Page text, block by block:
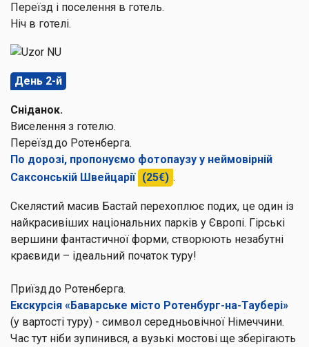
Переїзд і поселення в готель.
Ніч в готелі.
День 2-й
Сніданок.
Виселення з готелю.
Переїзд до Ротенберга.
По дорозі, пропонуємо фотопаузу у неймовірній
Саксонській Швейцарії (25€) .
Скелястий масив Бастай перехоплює подих, це один із
найкрасивіших національних парків у Європі. Гірські
вершини фантастичної форми, створюють незабутні
краєвиди – ідеальний початок туру!
Приїзд до Ротенберга.
Екскурсія «Баварське місто Ротенбург-на-Таубері»
(у вартості туру) - символ середньовічної Німеччини.
Час тут ніби зупинився, а вузькі мостові ще зберігають